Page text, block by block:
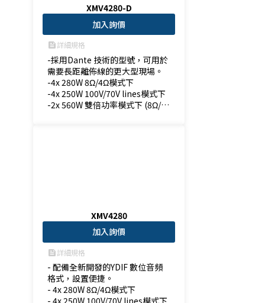
XMV4280-D
加入詢價
feed詳細規格
-採用Dante 技術的型號，可用於
需要長距離佈線的更大型現場。
-4x 280W 8Ω/4Ω模式下
-4x 250W 100V/70V lines模式下
-2x 560W 雙倍功率模式下 (8Ω/4
XMV4280
加入詢價
feed詳細規格
- 配備全新開發的YDIF 數位音頻
格式，設置便捷。
- 4x 280W 8Ω/4Ω模式下
- 4x 250W 100V/70V lines模式下